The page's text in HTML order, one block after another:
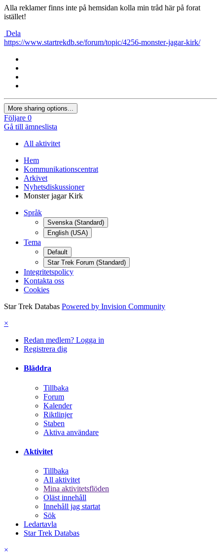
Alla reklamer finns inte på hemsidan kolla min tråd här på forat
istället!
Dela
https://www.startrekdb.se/forum/topic/4256-monster-jagar-kirk/
More sharing options...
Följare 0
Gå till ämneslista
All aktivitet
Hem
Kommunikationscentrat
Arkivet
Nyhetsdiskussioner
Monster jagar Kirk
Språk
Svenska (Standard)
English (USA)
Tema
Default
Star Trek Forum (Standard)
Integritetspolicy
Kontakta oss
Cookies
Star Trek Databas Powered by Invision Community
×
Redan medlem? Logga in
Registrera dig
Bläddra
Tillbaka
Forum
Kalender
Riktlinjer
Staben
Aktiva användare
Aktivitet
Tillbaka
All aktivitet
Mina aktivitetsflöden
Oläst innehåll
Innehåll jag startat
Sök
Ledartavla
Star Trek Databas
×